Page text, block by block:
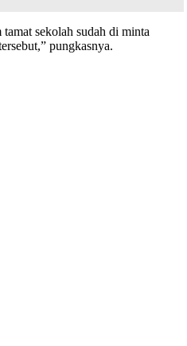
sekolah sudah di minta
pungkasnya.